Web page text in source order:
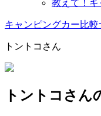
教えて！キ
キャンピングカー比較
トントコさん
トントコさん